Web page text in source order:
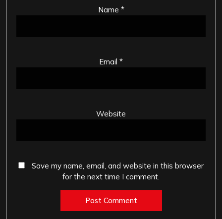
Name *
Email *
Website
Save my name, email, and website in this browser
for the next time I comment.